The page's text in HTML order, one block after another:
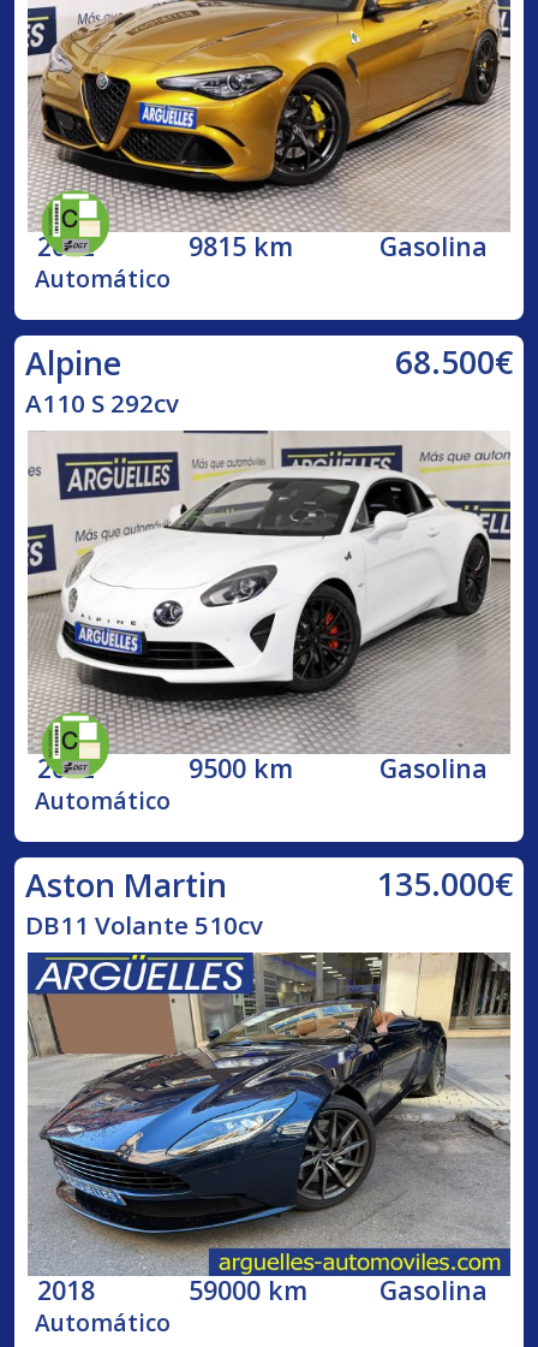
2022 9815 km Gasolina
Automático
Alpine 68.500€
A110 S 292cv
2022 9500 km Gasolina
Automático
Aston Martin 135.000€
DB11 Volante 510cv
2018 59000 km Gasolina
Automático